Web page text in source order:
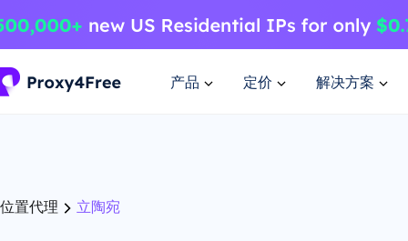
产品 定价 解决方案
位置代理 立陶宛